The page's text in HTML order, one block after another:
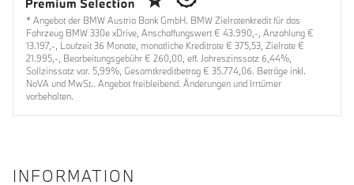
* Angebot der BMW Austria Bank GmbH. BMW Zielratenkredit für das
Fahrzeug BMW 330e xDrive, Anschaffungswert € 43.990,-, Anzahlung €
13.197,-, Laufzeit 36 Monate, monatliche Kreditrate € 375,53, Zielrate €
21.995,-, Bearbeitungsgebühr € 260,00, eff. Jahreszinssatz 6,44%,
Sollzinssatz var. 5,99%, Gesamtkreditbetrag € 35.774,06. Beträge inkl.
NoVA und MwSt.. Angebot freibleibend. Änderungen und Irrtümer
vorbehalten.
INFORMATION